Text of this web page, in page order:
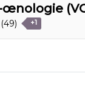
(49) +1